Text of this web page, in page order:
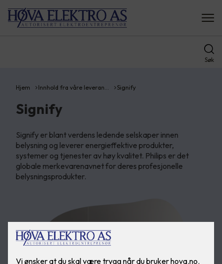
Søk
Hjem Innhold fra våre leveran… Signify
Signify
Signify er blant verdens ledende selskaper innen
belysning og leverer energieffektive produkter,
systemer og tjenester av høy kvalitet. Philips er det
globale merkevarenavnet for deres profesjonelle
belysningsprodukter.